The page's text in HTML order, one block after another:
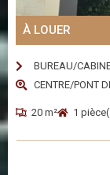
À LOUER
BUREAU/
CENTRE/PONT
20 m² 1